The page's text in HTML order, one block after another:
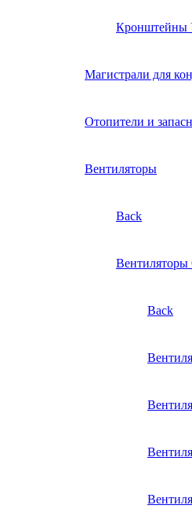
Магистрали для
Отопители и
Вентиляторы
Back
Вентиляторы
Back